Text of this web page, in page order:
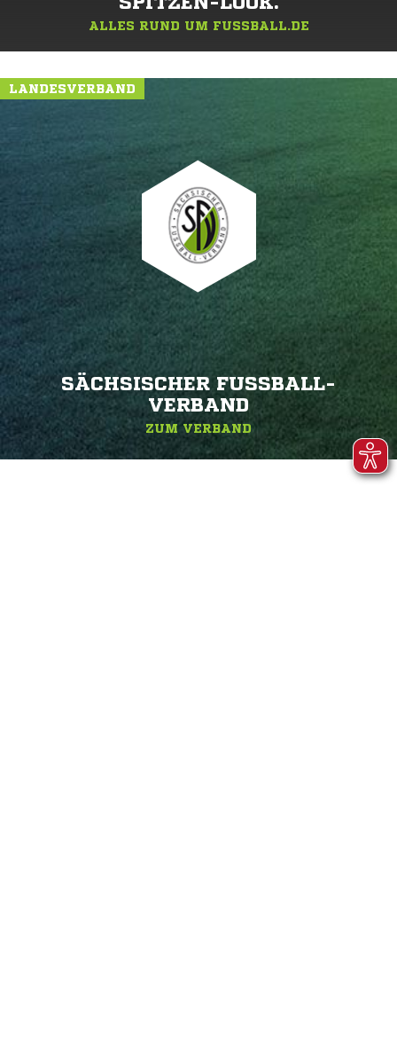
ALLES RUND UM FUSSBALL.DE
LANDESVERBAND
SÄCHSISCHER FUSSBALL-V
ERBAND
ZUM VERBAND